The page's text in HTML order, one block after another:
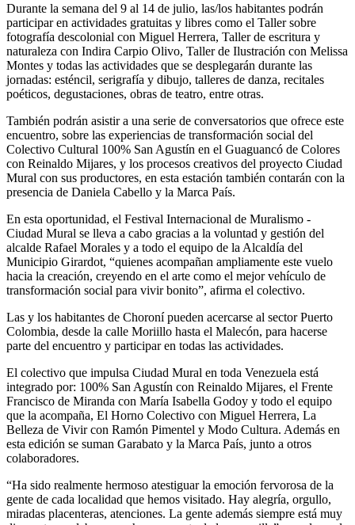
Durante la semana del 9 al 14 de julio, las/los habitantes podrán
participar en actividades gratuitas y libres como el Taller sobre
fotografía descolonial con Miguel Herrera, Taller de escritura y
naturaleza con Indira Carpio Olivo, Taller de Ilustración con Melissa
Montes y todas las actividades que se desplegarán durante las
jornadas: esténcil, serigrafía y dibujo, talleres de danza, recitales
poéticos, degustaciones, obras de teatro, entre otras.
También podrán asistir a una serie de conversatorios que ofrece este
encuentro, sobre las experiencias de transformación social del
Colectivo Cultural 100% San Agustín en el Guaguancó de Colores
con Reinaldo Mijares, y los procesos creativos del proyecto Ciudad
Mural con sus productores, en esta estación también contarán con la
presencia de Daniela Cabello y la Marca País.
En esta oportunidad, el Festival Internacional de Muralismo -
Ciudad Mural se lleva a cabo gracias a la voluntad y gestión del
alcalde Rafael Morales y a todo el equipo de la Alcaldía del
Municipio Girardot, “quienes acompañan ampliamente este vuelo
hacia la creación, creyendo en el arte como el mejor vehículo de
transformación social para vivir bonito”, afirma el colectivo.
Las y los habitantes de Choroní pueden acercarse al sector Puerto
Colombia, desde la calle Moriillo hasta el Malecón, para hacerse
parte del encuentro y participar en todas las actividades.
El colectivo que impulsa Ciudad Mural en toda Venezuela está
integrado por: 100% San Agustín con Reinaldo Mijares, el Frente
Francisco de Miranda con María Isabella Godoy y todo el equipo
que la acompaña, El Horno Colectivo con Miguel Herrera, La
Belleza de Vivir con Ramón Pimentel y Modo Cultura. Además en
esta edición se suman Garabato y la Marca País, junto a otros
colaboradores.
“Ha sido realmente hermoso atestiguar la emoción fervorosa de la
gente de cada localidad que hemos visitado. Hay alegría, orgullo,
miradas placenteras, atenciones. La gente además siempre está muy